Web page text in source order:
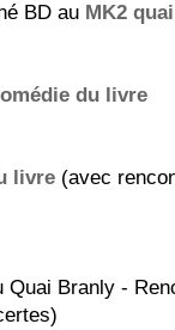
BD au MK2
du livre
livre (avec
Quai Branly -